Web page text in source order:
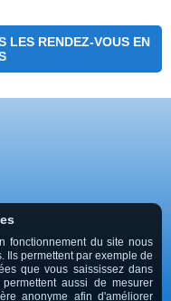
LES RENDEZ-VOUS EN
fonctionnement du site nous
Ils permettent par exemple de
que vous saississez dans
aussi de mesurer
anonyme afin d'améliorer